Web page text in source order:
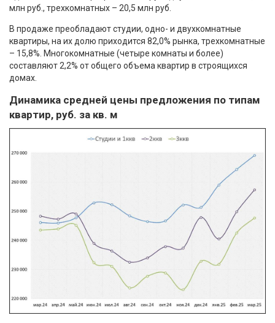
млн руб., трехкомнатных – 20,5 млн руб.
В продаже преобладают студии, одно- и двухкомнатные
квартиры, на их долю приходится 82,0% рынка, трехкомнатные
– 15,8%. Многокомнатные (четыре комнаты и более)
составляют 2,2% от общего объема квартир в строящихся
домах.
Динамика средней цены предложения по типам
квартир, руб. за кв. м